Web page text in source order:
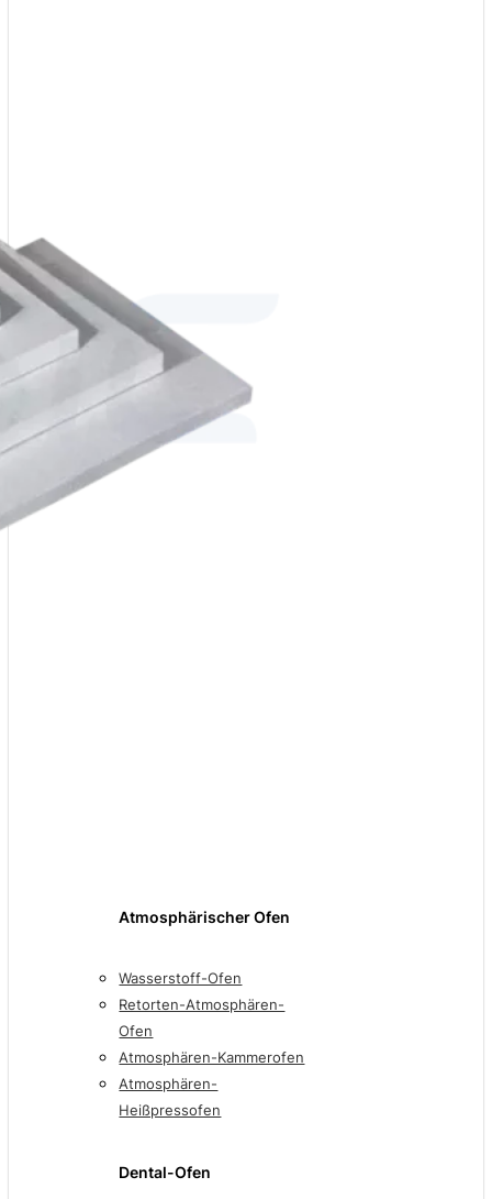
Atmosphärischer Ofen
Wasserstoff-Ofen
Retorten-Atmosphären-
Ofen
Atmosphären-Kammerofen
Atmosphären-
Heißpressofen
Dental-Ofen